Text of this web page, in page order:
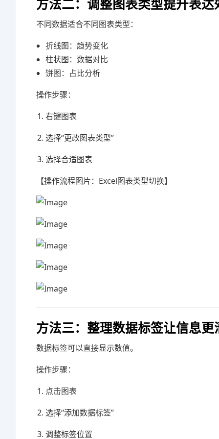
方法二：调整图表类型提升表达
不同数据适合不同图表类型：
折线图：趋势变化
柱状图：数据对比
饼图：占比分析
操作步骤：
右键图表
选择“更改图表类型”
选择合适图表
【操作流程图片：Excel图表类型切换】
方法三：整理数据标签让信息更
数据标签可以直接显示数值。
操作步骤：
点击图表
选择“添加数据标签”
调整标签位置